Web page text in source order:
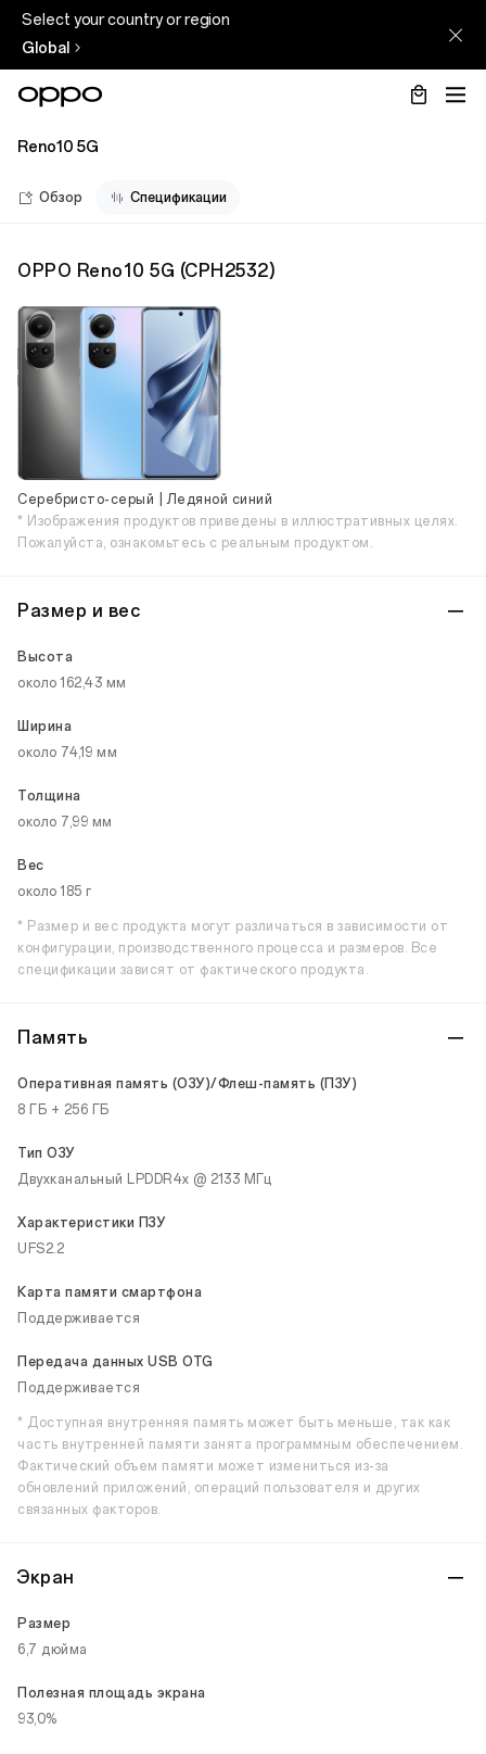
Select your country or region
Global
Reno10 5G
Обзор Спецификации
OPPO Reno10 5G (CPH2532)
Серебристо-серый | Ледяной синий
* Изображения продуктов приведены в иллюстративных целях.
Пожалуйста, ознакомьтесь с реальным продуктом.
Размер и вес
Высота
около 162,43 мм
Ширина
около 74,19 мм
Толщина
около 7,99 мм
Вес
около 185 г
* Размер и вес продукта могут различаться в зависимости от
конфигурации, производственного процесса и размеров. Все
спецификации зависят от фактического продукта.
Память
Оперативная память (ОЗУ)/Флеш-память (ПЗУ)
8 ГБ + 256 ГБ
Тип ОЗУ
Двухканальный LPDDR4x @ 2133 МГц
Характеристики ПЗУ
UFS2.2
Карта памяти смартфона
Поддерживается
Передача данных USB OTG
Поддерживается
* Доступная внутренняя память может быть меньше, так как
часть внутренней памяти занята программным обеспечением.
Фактический объем памяти может измениться из-за
обновлений приложений, операций пользователя и других
связанных факторов.
Экран
Размер
6,7 дюйма
Полезная площадь экрана
93,0%